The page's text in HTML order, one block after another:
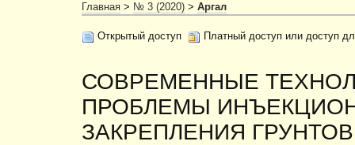
Главная > № 3 (2020) > Аргал
Открытый доступ Платный доступ или доступ
СОВРЕМЕННЫЕ
ПРОБЛЕМЫ
ЗАКРЕПЛЕНИЯ ГРУНТОВ